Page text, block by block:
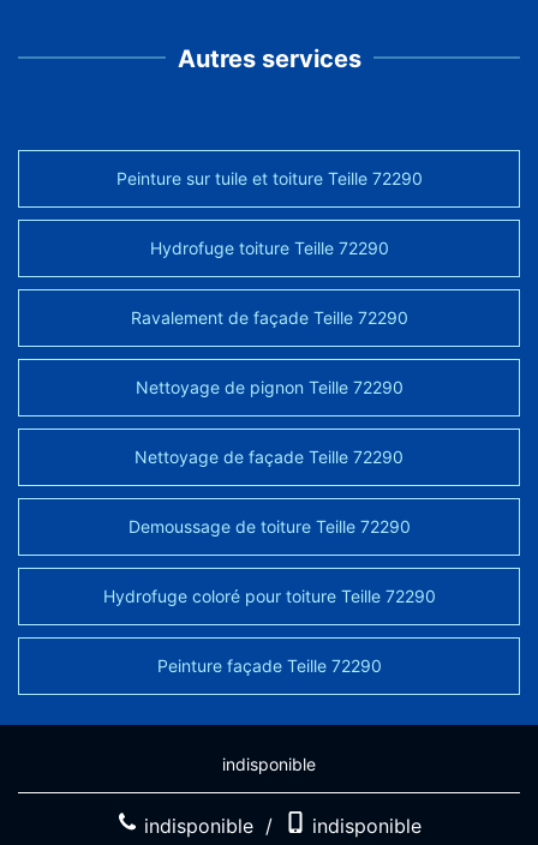
Autres services
Peinture sur tuile et toiture Teille 72290
Hydrofuge toiture Teille 72290
Ravalement de façade Teille 72290
Nettoyage de pignon Teille 72290
Nettoyage de façade Teille 72290
Demoussage de toiture Teille 72290
Hydrofuge coloré pour toiture Teille 72290
Peinture façade Teille 72290
indisponible
indisponible / indisponible